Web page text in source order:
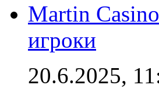
Martin
игроки
20.6.2025,